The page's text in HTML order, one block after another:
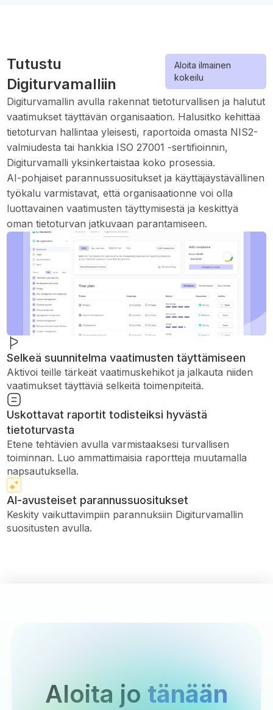
Tutustu
Digiturvamalliin
Aloita ilmainen
kokeilu
Digiturvamallin avulla rakennat tietoturvallisen ja halutut
vaatimukset täyttävän organisaation. Halusitko kehittää
tietoturvan hallintaa yleisesti, raportoida omasta NIS2-
valmiudesta tai hankkia ISO 27001 -sertifioinnin,
Digiturvamalli yksinkertaistaa koko prosessia.
AI-pohjaiset parannussuositukset ja käyttäjäystävällinen
työkalu varmistavat, että organisaationne voi olla
luottavainen vaatimusten täyttymisestä ja keskittyä
oman tietoturvan jatkuvaan parantamiseen.
Selkeä suunnitelma vaatimusten täyttämiseen
Aktivoi teille tärkeät vaatimuskehikot ja jalkauta niiden
vaatimukset täyttäviä selkeitä toimenpiteitä.
Uskottavat raportit todisteiksi hyvästä
tietoturvasta
Etene tehtävien avulla varmistaaksesi turvallisen
toiminnan. Luo ammattimaisia ​​raportteja muutamalla
napsautuksella.
AI-avusteiset parannussuositukset
Keskity vaikuttavimpiin parannuksiin Digiturvamallin
suositusten avulla.
Aloita jo tänään